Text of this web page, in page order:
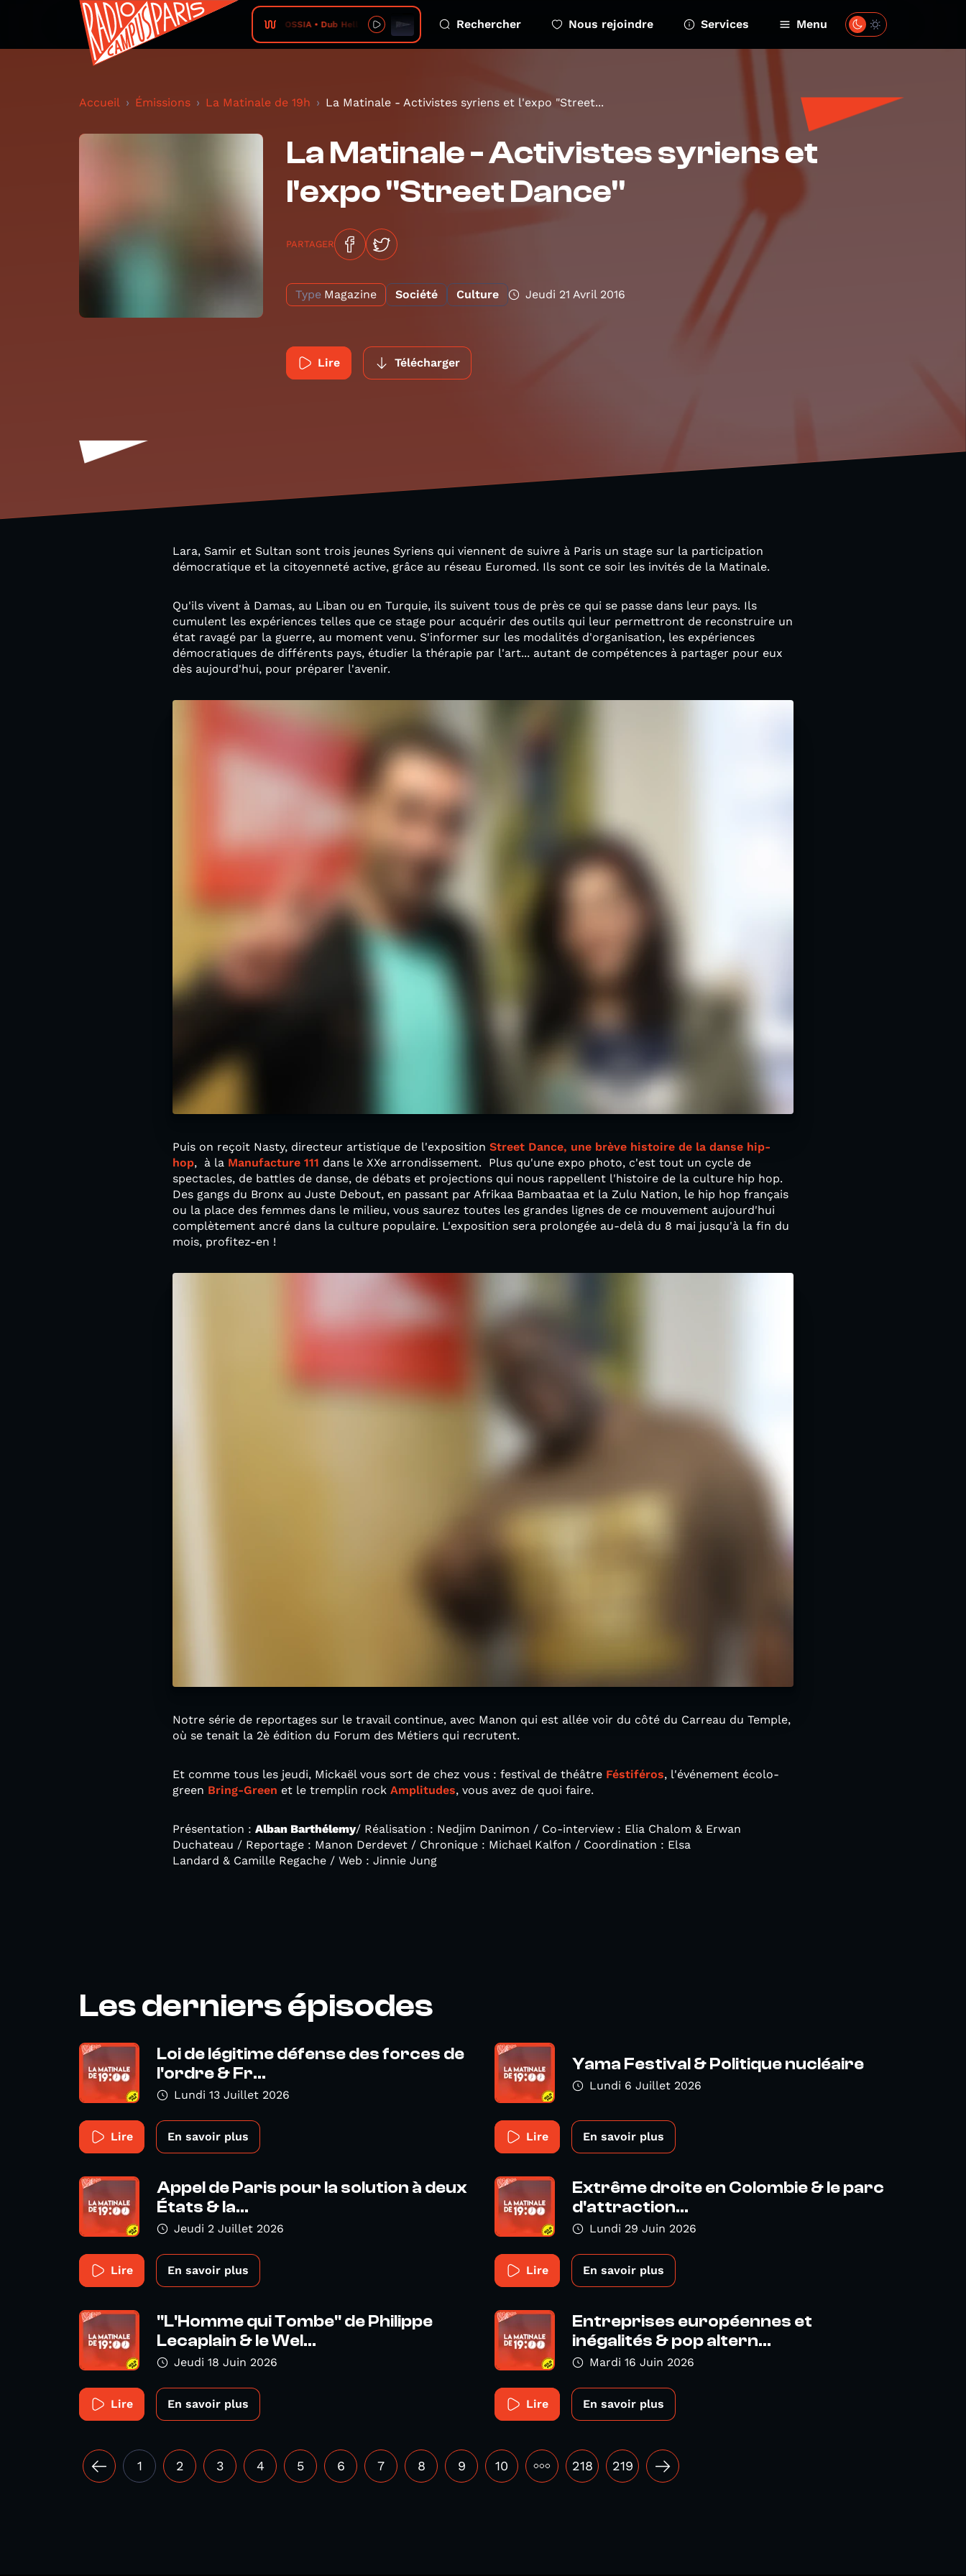
OSSIA • Dub Hell Rechercher Nous rejoindre Services Menu
Accueil Émissions La Matinale de 19h La Matinale - Activistes syriens et l'expo "Street...
La Matinale - Activistes syriens et
l'expo "Street Dance"
PARTAGER
Type Magazine Société Culture Jeudi 21 Avril 2016
Lire Télécharger
Lara, Samir et Sultan sont trois jeunes Syriens qui viennent de suivre à Paris un stage sur la participation
démocratique et la citoyenneté active, grâce au réseau Euromed. Ils sont ce soir les invités de la Matinale.
Qu'ils vivent à Damas, au Liban ou en Turquie, ils suivent tous de près ce qui se passe dans leur pays. Ils
cumulent les expériences telles que ce stage pour acquérir des outils qui leur permettront de reconstruire un
état ravagé par la guerre, au moment venu. S'informer sur les modalités d'organisation, les expériences
démocratiques de différents pays, étudier la thérapie par l'art... autant de compétences à partager pour eux
dès aujourd'hui, pour préparer l'avenir.
Puis on reçoit Nasty, directeur artistique de l'exposition Street Dance, une brève histoire de la danse hip-
hop, à la Manufacture 111 dans le XXe arrondissement. Plus qu'une expo photo, c'est tout un cycle de
spectacles, de battles de danse, de débats et projections qui nous rappellent l'histoire de la culture hip hop.
Des gangs du Bronx au Juste Debout, en passant par Afrikaa Bambaataa et la Zulu Nation, le hip hop français
ou la place des femmes dans le milieu, vous saurez toutes les grandes lignes de ce mouvement aujourd'hui
complètement ancré dans la culture populaire. L'exposition sera prolongée au-delà du 8 mai jusqu'à la fin du
mois, profitez-en !
Notre série de reportages sur le travail continue, avec Manon qui est allée voir du côté du Carreau du Temple,
où se tenait la 2è édition du Forum des Métiers qui recrutent.
Et comme tous les jeudi, Mickaël vous sort de chez vous : festival de théâtre Féstiféros, l'événement écolo-
green Bring-Green et le tremplin rock Amplitudes, vous avez de quoi faire.
Présentation : Alban Barthélemy/ Réalisation : Nedjim Danimon / Co-interview : Elia Chalom & Erwan
Duchateau / Reportage : Manon Derdevet / Chronique : Michael Kalfon / Coordination : Elsa
Landard & Camille Regache / Web : Jinnie Jung
Les derniers épisodes
Loi de légitime défense des forces de
l'ordre & Fr...
Lundi 13 Juillet 2026
Lire En savoir plus
Yama Festival & Politique nucléaire
Lundi 6 Juillet 2026
Lire En savoir plus
Appel de Paris pour la solution à deux
États & la...
Jeudi 2 Juillet 2026
Lire En savoir plus
Extrême droite en Colombie & le parc
d'attraction...
Lundi 29 Juin 2026
Lire En savoir plus
"L'Homme qui Tombe" de Philippe
Lecaplain & le Wel...
Jeudi 18 Juin 2026
Lire En savoir plus
Entreprises européennes et
inégalités & pop altern...
Mardi 16 Juin 2026
Lire En savoir plus
1 2 3 4 5 6 7 8 9 10 ••• 218 219